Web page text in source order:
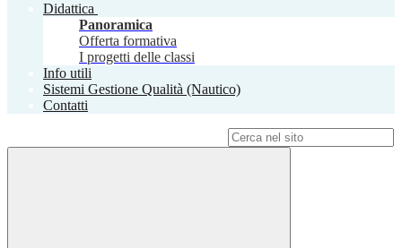
Didattica
Panoramica
Offerta formativa
I progetti delle classi
Info utili
Sistemi Gestione Qualità (Nautico)
Contatti